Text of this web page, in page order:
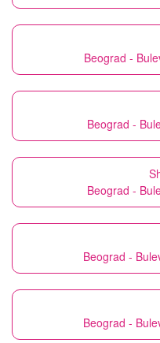
Beograd -
Beograd -
Beograd -
Beograd -
Beograd -